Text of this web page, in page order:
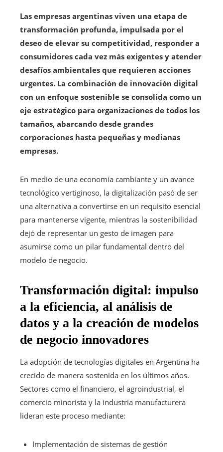
Las empresas argentinas viven una etapa de
transformación profunda, impulsada por el
deseo de elevar su competitividad, responder a
consumidores cada vez más exigentes y atender
desafíos ambientales que requieren acciones
urgentes. La combinación de innovación digital
con un enfoque sostenible se consolida como un
eje estratégico para organizaciones de todos los
tamaños, abarcando desde grandes
corporaciones hasta pequeñas y medianas
empresas.
En medio de una economía cambiante y un avance
tecnológico vertiginoso, la digitalización pasó de ser
una alternativa a convertirse en un requisito esencial
para mantenerse vigente, mientras la sostenibilidad
dejó de representar un gesto de imagen para
asumirse como un pilar fundamental dentro del
modelo de negocio.
Transformación digital: impulso
a la eficiencia, al análisis de
datos y a la creación de modelos
de negocio innovadores
La adopción de tecnologías digitales en Argentina ha
crecido de manera sostenida en los últimos años.
Sectores como el financiero, el agroindustrial, el
comercio minorista y la industria manufacturera
lideran este proceso mediante:
Implementación de sistemas de gestión